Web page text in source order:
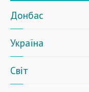
Донбас
Україна
Світ